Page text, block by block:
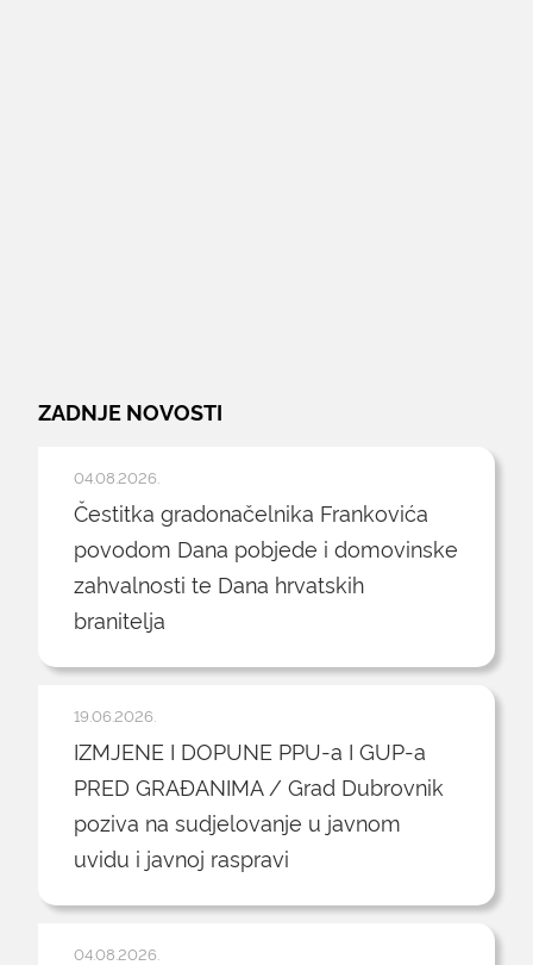
ZADNJE NOVOSTI
04.08.2026.
Čestitka gradonačelnika Frankovića
povodom Dana pobjede i domovinske
zahvalnosti te Dana hrvatskih
branitelja
19.06.2026.
IZMJENE I DOPUNE PPU-a I GUP-a
PRED GRAĐANIMA / Grad Dubrovnik
poziva na sudjelovanje u javnom
uvidu i javnoj raspravi
04.08.2026.